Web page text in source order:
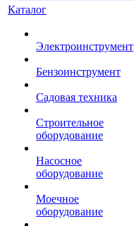
Каталог
Электроинструмент
Бензоинструмент
Садовая техника
Строительное
оборудование
Насосное
оборудование
Моечное
оборудование